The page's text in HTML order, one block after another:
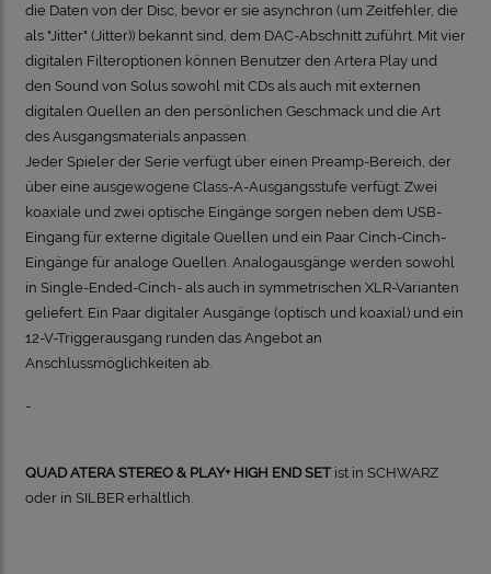
die Daten von der Disc, bevor er sie asynchron (um Zeitfehler, die
als "Jitter" (Jitter)) bekannt sind, dem DAC-Abschnitt zuführt. Mit vier
digitalen Filteroptionen können Benutzer den Artera Play und
den Sound von Solus sowohl mit CDs als auch mit externen
digitalen Quellen an den persönlichen Geschmack und die Art
des Ausgangsmaterials anpassen.
Jeder Spieler der Serie verfügt über einen Preamp-Bereich, der
über eine ausgewogene Class-A-Ausgangsstufe verfügt.Zwei
koaxiale und zwei optische Eingänge sorgen neben dem USB-
Eingang für externe digitale Quellen und ein Paar Cinch-Cinch-
Eingänge für analoge Quellen.Analogausgänge werden sowohl
in Single-Ended-Cinch- als auch in symmetrischen XLR-Varianten
geliefert. Ein Paar digitaler Ausgänge (optisch und koaxial) und ein
12-V-Triggerausgang runden das Angebot an
Anschlussmöglichkeiten ab.
-
QUAD ATERA STEREO & PLAY+ HIGH END SET ist in SCHWARZ
oder in SILBER erhältlich.